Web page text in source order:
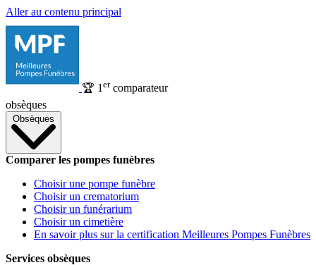
Aller au contenu principal
🏆 1 ercomparateur
obsèques
Obsèques
Comparer les pompes funèbres
Choisir une pompe funèbre
Choisir un crematorium
Choisir un funérarium
Choisir un cimetière
En savoir plus sur la certification Meilleures Pompes Funèbres
Services obsèques